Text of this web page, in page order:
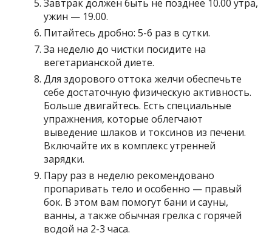
Завтрак должен быть не позднее 10.00 утра,
ужин — 19.00.
Питайтесь дробно: 5-6 раз в сутки.
За неделю до чистки посидите на
вегетарианской диете.
Для здорового оттока желчи обеспечьте
себе достаточную физическую активность.
Больше двигайтесь. Есть специальные
упражнения, которые облегчают
выведение шлаков и токсинов из печени.
Включайте их в комплекс утренней
зарядки.
Пару раз в неделю рекомендовано
пропаривать тело и особенно — правый
бок. В этом вам помогут бани и сауны,
ванны, а также обычная грелка с горячей
водой на 2-3 часа.